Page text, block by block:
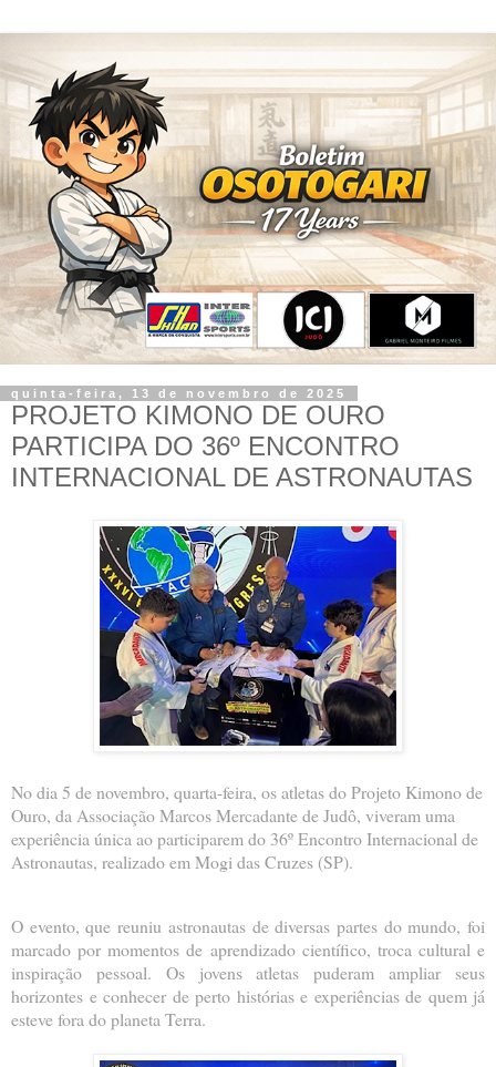
quinta-feira, 13 de novembro de 2025
PROJETO KIMONO DE OURO
PARTICIPA DO 36º ENCONTRO
INTERNACIONAL DE ASTRONAUTAS
No dia 5 de novembro, quarta-feira, os atletas do Projeto Kimono de
Ouro, da Associação Marcos Mercadante de Judô, viveram uma
experiência única ao participarem do 36º Encontro Internacional de
Astronautas, realizado em Mogi das Cruzes (SP).
O evento, que reuniu astronautas de diversas partes do mundo, foi
marcado por momentos de aprendizado científico, troca cultural e
inspiração pessoal. Os jovens atletas puderam ampliar seus
horizontes e conhecer de perto histórias e experiências de quem já
esteve fora do planeta Terra.